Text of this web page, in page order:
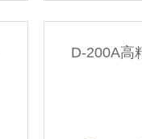
D-200A高